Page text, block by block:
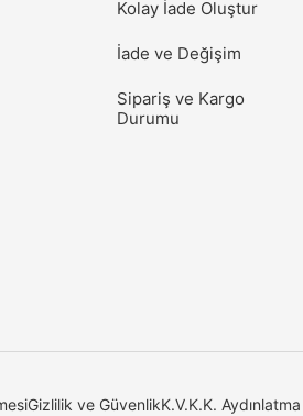
Kolay İade Oluştur
İade ve Değişim
Sipariş ve Kargo
Durumu
Gizlilik ve GüvenlikK.V.K.K.